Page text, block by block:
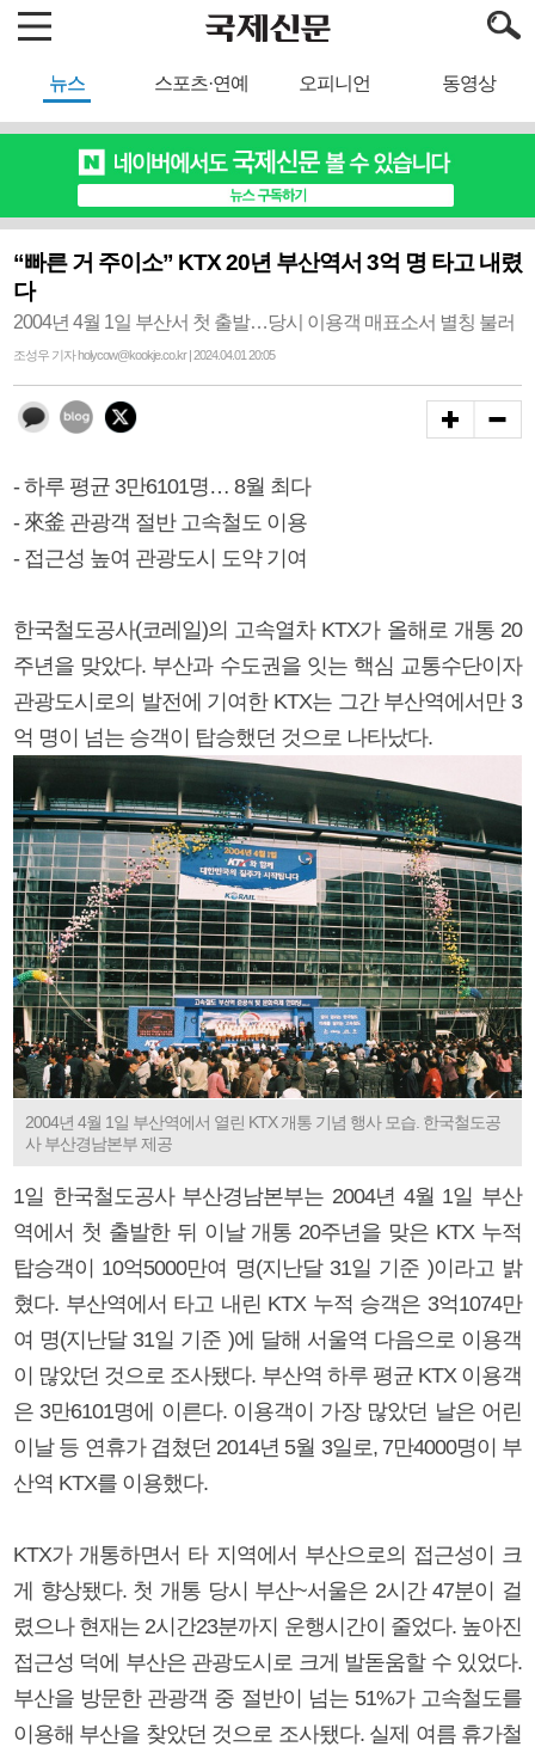
뉴스 스포츠·연예 오피니언 동영상
“빠른 거 주이소” KTX 20년 부산역서 3억 명 타고 내렸
다
2004년 4월 1일 부산서 첫 출발…당시 이용객 매표소서 별칭 불러
조성우 기자 holycow@kookje.co.kr | 2024.04.01 20:05
- 하루 평균 3만6101명… 8월 최다
- 來釜 관광객 절반 고속철도 이용
- 접근성 높여 관광도시 도약 기여
한국철도공사(코레일)의 고속열차 KTX가 올해로 개통 20
주년을 맞았다. 부산과 수도권을 잇는 핵심 교통수단이자
관광도시로의 발전에 기여한 KTX는 그간 부산역에서만 3
억 명이 넘는 승객이 탑승했던 것으로 나타났다.
2004년 4월 1일 부산역에서 열린 KTX 개통 기념 행사 모습. 한국철도공
사 부산경남본부 제공
1일 한국철도공사 부산경남본부는 2004년 4월 1일 부산
역에서 첫 출발한 뒤 이날 개통 20주년을 맞은 KTX 누적
탑승객이 10억5000만여 명(지난달 31일 기준 )이라고 밝
혔다. 부산역에서 타고 내린 KTX 누적 승객은 3억1074만
여 명(지난달 31일 기준 )에 달해 서울역 다음으로 이용객
이 많았던 것으로 조사됐다. 부산역 하루 평균 KTX 이용객
은 3만6101명에 이른다. 이용객이 가장 많았던 날은 어린
이날 등 연휴가 겹쳤던 2014년 5월 3일로, 7만4000명이 부
산역 KTX를 이용했다.
KTX가 개통하면서 타 지역에서 부산으로의 접근성이 크
게 향상됐다. 첫 개통 당시 부산~서울은 2시간 47분이 걸
렸으나 현재는 2시간23분까지 운행시간이 줄었다. 높아진
접근성 덕에 부산은 관광도시로 크게 발돋움할 수 있었다.
부산을 방문한 관광객 중 절반이 넘는 51%가 고속철도를
이용해 부산을 찾았던 것으로 조사됐다. 실제 여름 휴가철